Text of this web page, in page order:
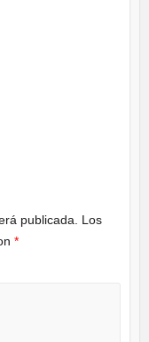
publicada.
Los
*